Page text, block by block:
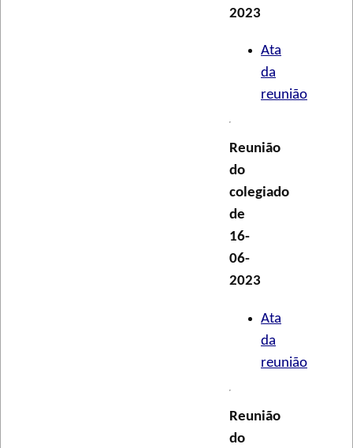
2023
Ata
da
reunião
Reunião
do
colegiado
de
16-
06-
2023
Ata
da
reunião
Reunião
do